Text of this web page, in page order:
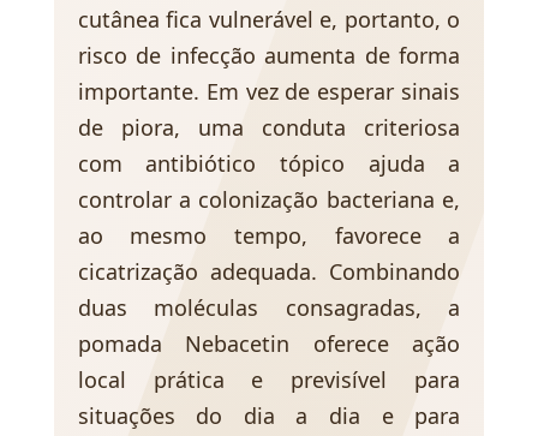
cutânea fica vulnerável e, portanto, o
risco de infecção aumenta de forma
importante. Em vez de esperar sinais
de piora, uma conduta criteriosa
com antibiótico tópico ajuda a
controlar a colonização bacteriana e,
ao mesmo tempo, favorece a
cicatrização adequada. Combinando
duas moléculas consagradas, a
pomada Nebacetin oferece ação
local prática e previsível para
situações do dia a dia e para